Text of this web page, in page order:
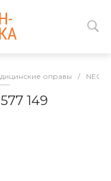
оправы /
149